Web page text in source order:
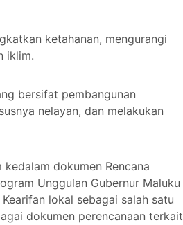
ketahanan, mengurangi
iklim.
bersifat pembangunan
nelayan, dan melakukan
dokumen Rencana
Unggulan Gubernur Maluku
lokal sebagai salah satu
dokumen perencanaan terkait